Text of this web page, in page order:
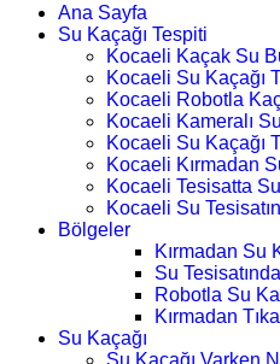
Ana Sayfa
Su Kaçağı Tespiti
Kocaeli Kaçak Su
Kocaeli Su Kaçağı
Kocaeli Robotla
Kocaeli Kameralı
Kocaeli Su Kaçağı
Kocaeli Kırmadan
Kocaeli Tesisatta
Kocaeli Su
Bölgeler
Kırmadan Su
Su
Robotla Su
Kırmadan
Su Kaçağı
Su Kaçağı Varken